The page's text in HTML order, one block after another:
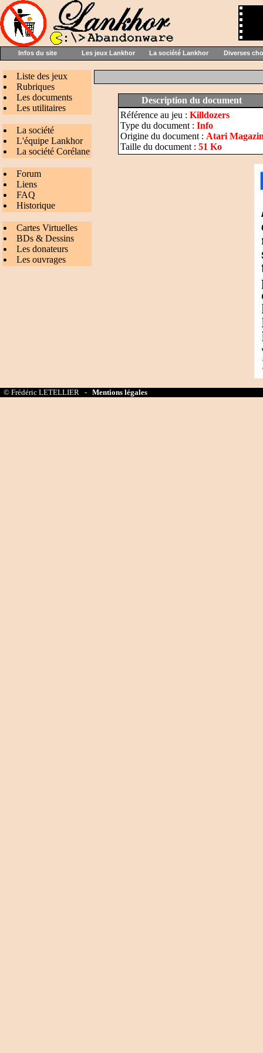
Infos du site Les jeux Lankhor La société Lankhor Diverses
Liste des jeux
Rubriques
Les documents
Les utilitaires
La société
L'équipe Lankhor
La société Corélane
Forum
Liens
FAQ
Historique
Cartes Virtuelles
BDs & Dessins
Les donateurs
Les ouvrages
Description du document
Référence au jeu : Killdozers
Type du document : Info
Origine du document : Atari
Taille du document : 51 Ko
© Frédéric LETELLIER - Mentions légales